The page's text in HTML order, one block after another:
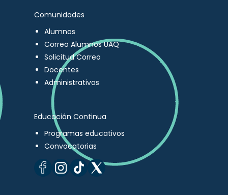
Comunidades
Alumnos
Correo Alumnos UAQ
Solicitud Correo
Docentes
Administrativos
Educación Continua
Programas educativos
Convocatorias